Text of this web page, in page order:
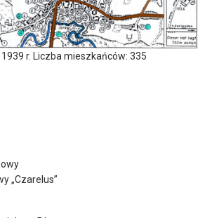
r. Liczba mieszkańców: 335
„Czarelus”